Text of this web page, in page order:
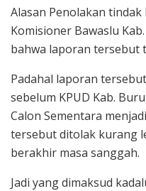
Alasan Penolakan
Komisioner Bawaslu
bahwa laporan tersebut
Padahal laporan
sebelum KPUD Kab.
Calon Sementara
tersebut ditolak kurang
berakhir masa sanggah.
Jadi yang dimaksud